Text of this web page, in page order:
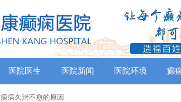
医院医生 医院新闻 医院环境 癫
病久治不愈的原因